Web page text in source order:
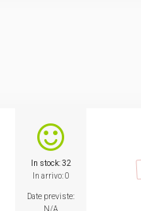
In stock: 32
In arrivo: 0
Date previste:
N/A